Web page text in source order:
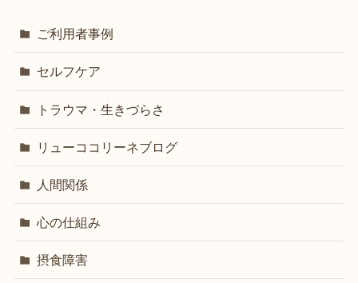
ご利用者事例
セルフケア
トラウマ・生きづらさ
リューココリーネブログ
人間関係
心の仕組み
摂食障害